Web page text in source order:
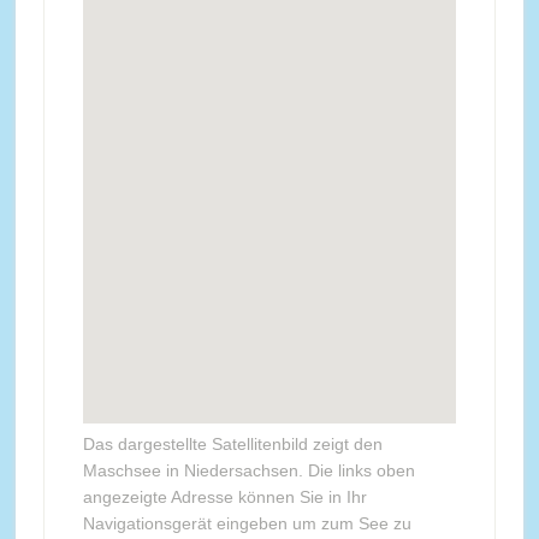
Das dargestellte Satellitenbild zeigt den
Maschsee in Niedersachsen. Die links oben
angezeigte Adresse können Sie in Ihr
Navigationsgerät eingeben um zum See zu